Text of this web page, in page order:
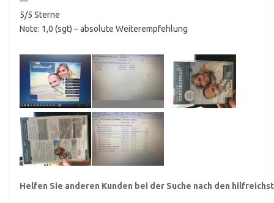
5/5 Sterne
Note: 1,0 (sgt) – absolute Weiterempfehlung
Helfen Sie anderen Kunden bei der Suche nach den